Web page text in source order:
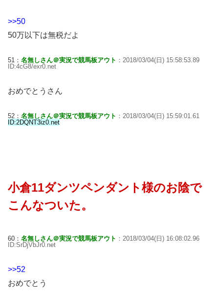
>>50
50万以下は無税だよ
51： 名無しさん＠実況で競馬板アウト ：2018/03/04(日) 15:58:53.89
ID:4cG8/exr0.net
おめでとうさん
52： 名無しさん＠実況で競馬板アウト ：2018/03/04(日) 15:59:01.61
ID:2DQNT3iz0.net
小倉11ダンツペンダント様のお陰で
こんなついた。
60： 名無しさん＠実況で競馬板アウト ：2018/03/04(日) 16:08:02.96
ID:SrDjVbJr0.net
>>52
おめでとう